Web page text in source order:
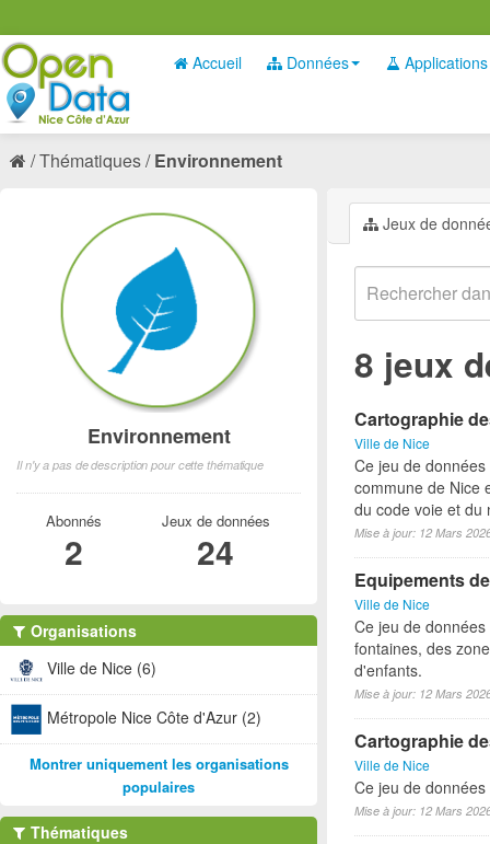
Accueil Données Applications
Thématiques Environnement
Jeux de
8 jeux
Cartographie
Ville de Nice
Ce jeu de
commune de Nice
du code voie et du
Mise à jour: 12 Mars
Equipements
Ville de Nice
Ce jeu de
fontaines, des
d'enfants.
Mise à jour: 12 Mars
Cartographie
Ville de Nice
Ce jeu de
Mise à jour: 12 Mars
Environnement
Il n'y a pas de description pour cette thématique
Abonnés
2
Jeux de données
24
Organisations
Ville de Nice (6)
Métropole Nice Côte d'Azur (2)
Montrer uniquement les organisations
populaires
Thématiques